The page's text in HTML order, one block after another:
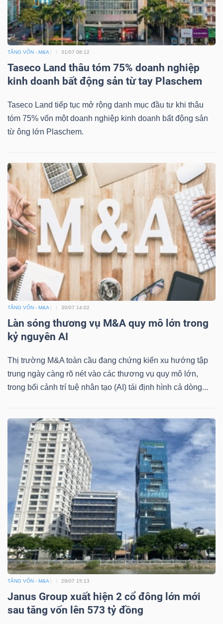
TĂNG VỐN - M&A 31/07 08:12
Taseco Land thâu tóm 75% doanh nghiệp
kinh doanh bất động sản từ tay Plaschem
Taseco Land tiếp tục mở rộng danh mục đầu tư khi thâu
tóm 75% vốn một doanh nghiệp kinh doanh bất động sản
từ ông lớn Plaschem.
TĂNG VỐN - M&A 30/07 14:02
Làn sóng thương vụ M&A quy mô lớn trong
kỷ nguyên AI
Thị trường M&A toàn cầu đang chứng kiến xu hướng tập
trung ngày càng rõ nét vào các thương vụ quy mô lớn,
trong bối cảnh trí tuệ nhân tạo (AI) tái định hình cả dòng...
TĂNG VỐN - M&A 29/07 15:13
Janus Group xuất hiện 2 cổ đông lớn mới
sau tăng vốn lên 573 tỷ đồng